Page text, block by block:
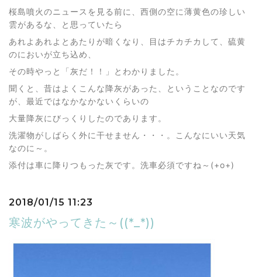
桜島噴火のニュースを見る前に、西側の空に薄黄色の珍しい
雲があるな、と思っていたら
あれよあれよとあたりが暗くなり、目はチカチカして、硫黄
のにおいが立ち込め、
その時やっと「灰だ！！」とわかりました。
聞くと、昔はよくこんな降灰があった、ということなのです
が、最近ではなかなかないくらいの
大量降灰にびっくりしたのであります。
洗濯物がしばらく外に干せません・・・。こんなにいい天気
なのに～。
添付は車に降りつもった灰です。洗車必須ですね～(+o+)
2018/01/15 11:23
寒波がやってきた～((*_*))